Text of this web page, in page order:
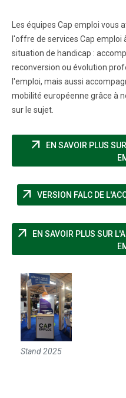
Les équipes Cap emploi
l'offre de services Cap emploi
situation de handicap :
reconversion ou évolution
l'emploi, mais aussi
mobilité européenne grâce à
sur le sujet.
arrow_outward
EN SAVOIR PLUS
arrow_outward VERSION FALC DE
arrow_outward
EN SAVOIR PLUS SUR
Stand 2025